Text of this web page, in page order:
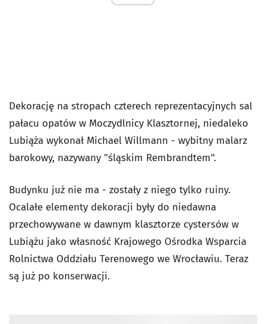
Dekorację na stropach czterech reprezentacyjnych sal
pałacu opatów w Moczydlnicy Klasztornej, niedaleko
Lubiąża wykonał Michael Willmann - wybitny malarz
barokowy, nazywany "śląskim Rembrandtem".
Budynku już nie ma - zostały z niego tylko ruiny.
Ocalałe elementy dekoracji były do niedawna
przechowywane w dawnym klasztorze cystersów w
Lubiążu jako własność Krajowego Ośrodka Wsparcia
Rolnictwa Oddziału Terenowego we Wrocławiu. Teraz
są już po konserwacji.